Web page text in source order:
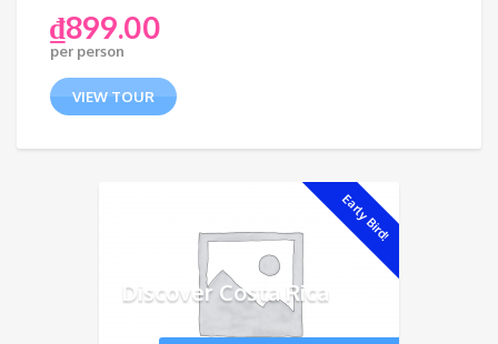
₫899.00
per person
VIEW TOUR
Early Bird!
Discover Costa Rica